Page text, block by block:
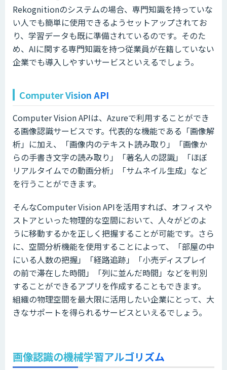
Rekognitionのシステムの場合、専門知識を持っていな
い人でも簡単に使用できるようセットアップされてお
り、学習データも既に準備されているのです。そのた
め、AIに関する専門知識を持つ従業員が在籍していない
企業でも導入しやすいサービスといえるでしょう。
Computer Vision API
Computer Vision APIは、Azureで利用することができ
る画像認識サービスです。代表的な機能である「画像解
析」に加え、「画像内のテキスト読み取り」「画像か
らの手書き文字の読み取り」「著名人の認識」「ほぼ
リアルタイムでの動画分析」「サムネイル生成」など
を行うことができます。
そんなComputer Vision APIを活用すれば、オフィスや
ストアといった物理的な空間において、人々がどのよ
うに移動するかを正しく把握することが可能です。さら
に、空間分析機能を使用することによって、「部屋の中
にいる人数の把握」「経路追跡」「小売ディスプレイ
の前で滞在した時間」「列に並んだ時間」などを判別
することができるアプリを作成することもできます。
組織の物理空間を最大限に活用したい企業にとって、大
きなサポートを得られるサービスといえるでしょう。
画像認識の機械学習アルゴリズム